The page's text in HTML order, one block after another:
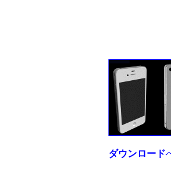
ダウンロード